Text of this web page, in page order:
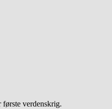
verdenskrig.